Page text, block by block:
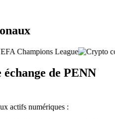
de PENN
actifs numériques :